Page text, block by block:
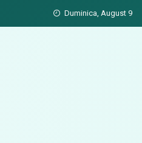
Duminica, August 9